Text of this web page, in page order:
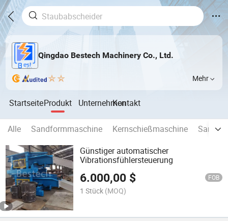
Qingdao Bestech Machinery Co., Ltd.
Mehr
StartseiteProdukt UnternehmenKontakt
Alle Sandformmaschine Kernschießmaschine
Günstiger automatischer
Vibrationsfühlersteuerung
6.000,00 $ FOB
1 Stück (MOQ)